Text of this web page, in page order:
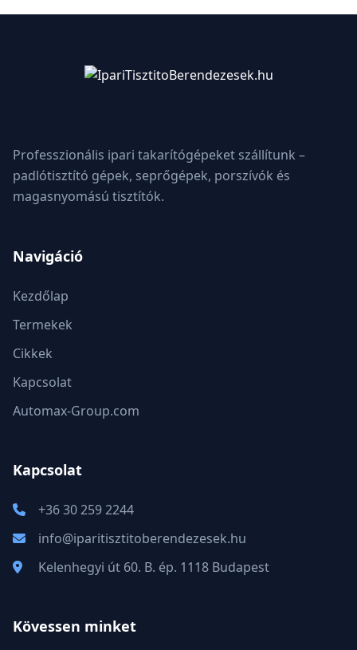
Professzionális ipari takarítógépeket szállítunk –
padlótisztító gépek, seprőgépek, porszívók és
magasnyomású tisztítók.
Navigáció
Kezdőlap
Termekek
Cikkek
Kapcsolat
Automax-Group.com
Kapcsolat
+36 30 259 2244
info@iparitisztitoberendezesek.hu
Kelenhegyi út 60. B. ép. 1118 Budapest
Kövessen minket